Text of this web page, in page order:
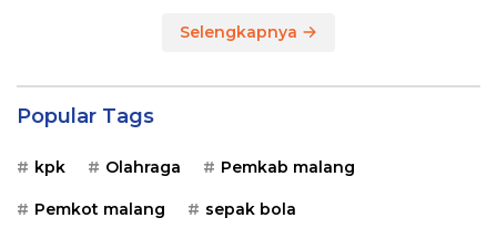
Selengkapnya
Popular Tags
kpk Olahraga Pemkab malang
Pemkot malang sepak bola